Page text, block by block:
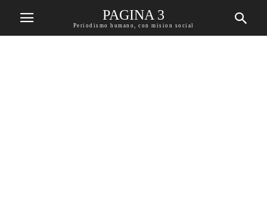
PAGINA 3
Periodismo humano, con mision social